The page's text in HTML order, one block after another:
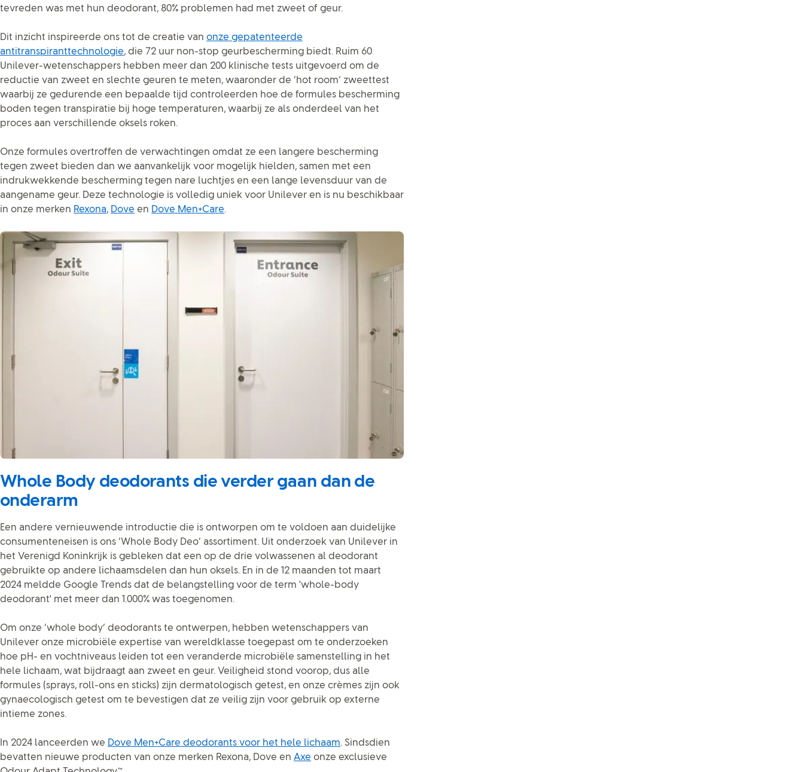
tevreden was met hun deodorant, 80% problemen had met zweet of geur.
Dit inzicht inspireerde ons tot de creatie van onze gepatenteerde
antitranspiranttechnologie, die 72 uur non-stop geurbescherming biedt. Ruim 60
Unilever-wetenschappers hebben meer dan 200 klinische tests uitgevoerd om de
reductie van zweet en slechte geuren te meten, waaronder de ‘hot room’ zweettest
waarbij ze gedurende een bepaalde tijd controleerden hoe de formules bescherming
boden tegen transpiratie bij hoge temperaturen, waarbij ze als onderdeel van het
proces aan verschillende oksels roken.
Onze formules overtroffen de verwachtingen omdat ze een langere bescherming
tegen zweet bieden dan we aanvankelijk voor mogelijk hielden, samen met een
indrukwekkende bescherming tegen nare luchtjes en een lange levensduur van de
aangename geur. Deze technologie is volledig uniek voor Unilever en is nu beschikbaar
in onze merken Rexona, Dove en Dove Men+Care.
Whole Body deodorants die verder gaan dan de
onderarm
Een andere vernieuwende introductie die is ontworpen om te voldoen aan duidelijke
consumenteneisen is ons ‘Whole Body Deo’ assortiment. Uit onderzoek van Unilever in
het Verenigd Koninkrijk is gebleken dat een op de drie volwassenen al deodorant
gebruikte op andere lichaamsdelen dan hun oksels. En in de 12 maanden tot maart
2024 meldde Google Trends dat de belangstelling voor de term 'whole-body
deodorant' met meer dan 1.000% was toegenomen.
Om onze ‘whole body’ deodorants te ontwerpen, hebben wetenschappers van
Unilever onze microbiële expertise van wereldklasse toegepast om te onderzoeken
hoe pH- en vochtniveaus leiden tot een veranderde microbiële samenstelling in het
hele lichaam, wat bijdraagt aan zweet en geur. Veiligheid stond voorop, dus alle
formules (sprays, roll-ons en sticks) zijn dermatologisch getest, en onze crèmes zijn ook
gynaecologisch getest om te bevestigen dat ze veilig zijn voor gebruik op externe
intieme zones.
In 2024 lanceerden we Dove Men+Care deodorants voor het hele lichaam. Sindsdien
bevatten nieuwe producten van onze merken Rexona, Dove en Axe onze exclusieve